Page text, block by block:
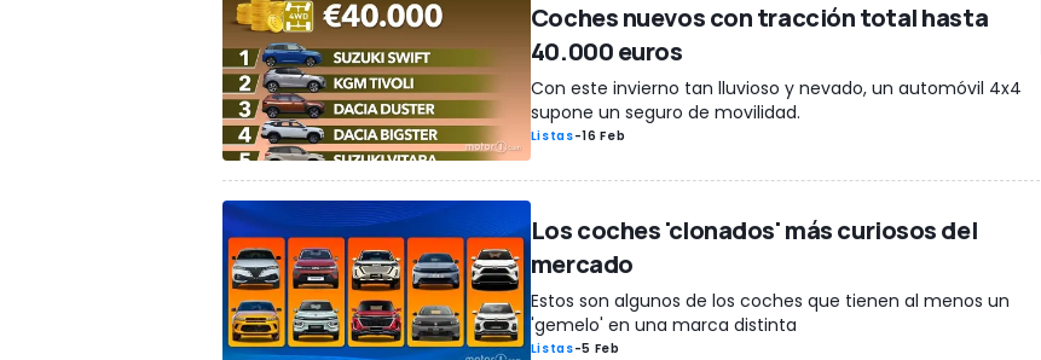
Coches nuevos con tracción total hasta
40.000 euros
Con este invierno tan lluvioso y nevado, un automóvil 4x4
supone un seguro de movilidad.
Listas-16 Feb
Los coches 'clonados' más curiosos del
mercado
Estos son algunos de los coches que tienen al menos un
'gemelo' en una marca distinta
Listas-5 Feb